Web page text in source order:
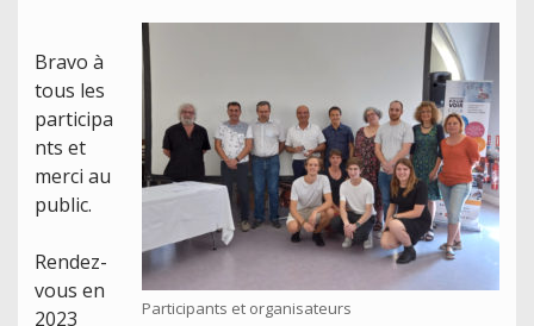
Participants et organisateurs
Bravo à
tous les
participa
nts et
merci au
public.
Rendez-
vous en
2023